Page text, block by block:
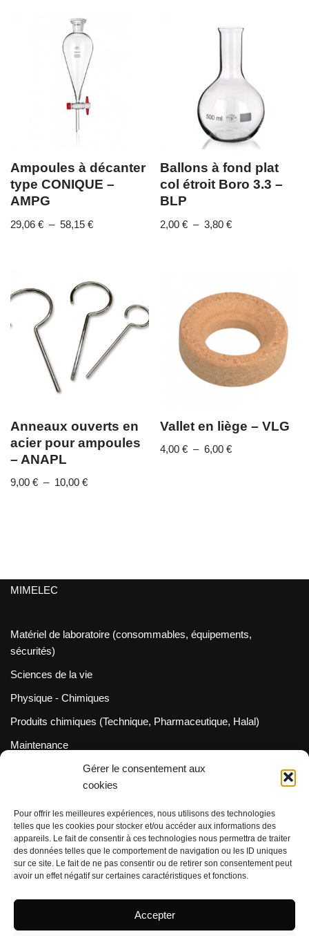
Gérer le consentement aux
cookies
Pour offrir les meilleures expériences, nous utilisons des technologies
telles que les cookies pour stocker et/ou accéder aux informations des
appareils. Le fait de consentir à ces technologies nous permettra de traiter
des données telles que le comportement de navigation ou les ID uniques
sur ce site. Le fait de ne pas consentir ou de retirer son consentement peut
avoir un effet négatif sur certaines caractéristiques et fonctions.
Accepter
Ampoules à décanter
type CONIQUE –
AMPG
29,06 € – 58,15 €
Ballons à fond plat
col étroit Boro 3.3 –
BLP
2,00€ – 3,80€
Anneaux ouverts en
acier pour ampoules
– ANAPL
9,00 € – 10,00 €
Vallet en liège – VLG
4,00€ – 6,00€
MIMELEC
Matériel de laboratoire (consommables, équipements,
sécurités)
Sciences de la vie
Physique - Chimiques
Produits chimiques (Technique, Pharmaceutique, Halal)
Maintenance
Métrologie (Cofrac / Dakks)
INFORMATION
Spécifications/FDS
Frais de livraison
Politique relative aux retours